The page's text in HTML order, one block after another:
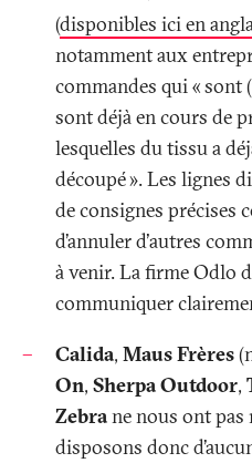
(disponibles ici en
notamment aux
commandes qui «sont
sont déjà en cours de
lesquelles du tissu a
découpé». Les lignes
de consignes précises
d’annuler d'autres
à venir. La firme Odlo
communiquer
Calida, Maus Frères
On, Sherpa Outdoor,
Zebrane nous ont pas
disposons donc